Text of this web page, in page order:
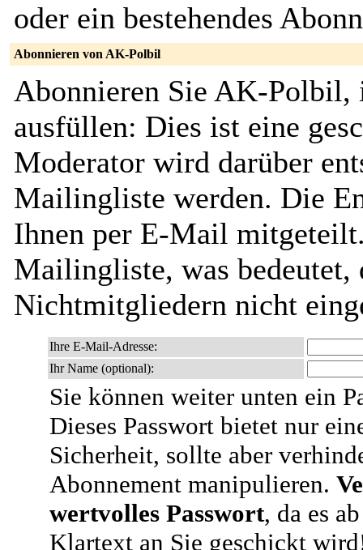
oder ein bestehendes
Abonnieren von AK-Polbil
Abonnieren Sie AK-Polbil,
ausfüllen: Dies ist eine
Moderator wird darüber
Mailingliste werden. Die
Ihnen per E-Mail
Mailingliste, was bedeutet,
Nichtmitgliedern nicht
Ihre E-Mail-Adresse:
Ihr Name (optional):
Sie können weiter unten ein
Dieses Passwort bietet nur
Sicherheit, sollte aber
Abonnement manipulieren.
wertvolles Passwort, da es
Klartext an Sie geschickt